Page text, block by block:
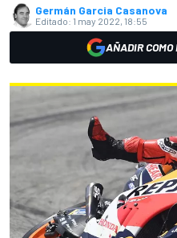
Germán Garcia Casanova
Editado: 1 may 2022, 18:55
AÑADIR